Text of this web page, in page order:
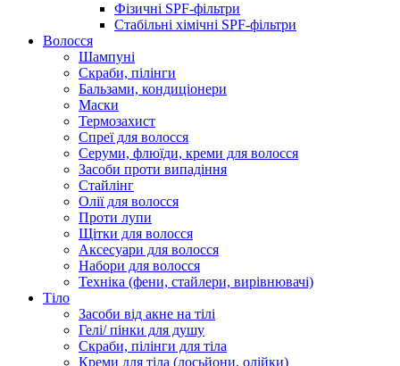
Фізичні SPF-фільтри
Стабільні хімічні SPF-фільтри
Волосся
Шампуні
Скраби, пілінги
Бальзами, кондиціонери
Маски
Термозахист
Спреї для волосся
Серуми, флюїди, креми для волосся
Засоби проти випадіння
Стайлінг
Олії для волосся
Проти лупи
Щітки для волосся
Аксесуари для волосся
Набори для волосся
Техніка (фени, стайлери, вирівнювачі)
Тіло
Засоби від акне на тілі
Гелі/ пінки для душу
Скраби, пілінги для тіла
Креми для тіла (лосьйони, олійки)